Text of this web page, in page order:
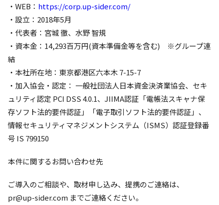
・WEB： https://corp.up-sider.com/
・設立：2018年5月
・代表者：宮城 徹、水野 智規
・資本金：14,293百万円(資本準備金等を含む) ※グループ連
結
・本社所在地：東京都港区六本木 7-15-7
・加入協会・認定： 一般社団法人日本資金決済業協会、セキ
ュリティ認定 PCI DSS 4.0.1、JIIMA認証「電帳法スキャナ保
存ソフト法的要件認証」「電子取引ソフト法的要件認証」、
情報セキュリティマネジメントシステム（ISMS）認証登録番
号 IS 799150
本件に関するお問い合わせ先
ご導入のご相談や、取材申し込み、提携のご連絡は、
pr@up-sider.com までご連絡ください。